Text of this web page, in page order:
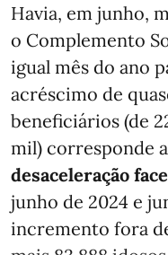
Havia, em junho,
o Complemento
igual mês do ano
acréscimo de
beneficiários (de
mil) corresponde a
desaceleração
junho de 2024 e
incremento fora